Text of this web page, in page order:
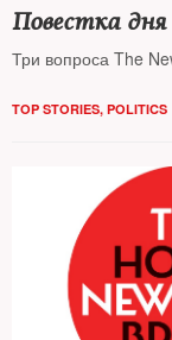
Повестка дня
Три вопроса The
TOP STORIES, POLITICS